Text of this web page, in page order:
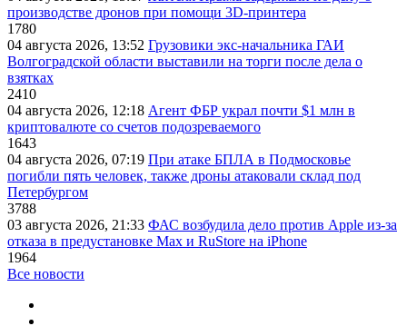
производстве дронов при помощи 3D‑принтера
1780
04 августа 2026, 13:52 Грузовики экс-начальника ГАИ
Волгоградской области выставили на торги после дела о
взятках
2410
04 августа 2026, 12:18 Агент ФБР украл почти $1 млн в
криптовалюте со счетов подозреваемого
1643
04 августа 2026, 07:19 При атаке БПЛА в Подмосковье
погибли пять человек, также дроны атаковали склад под
Петербургом
3788
03 августа 2026, 21:33 ФАС возбудила дело против Apple из-за
отказа в предустановке Max и RuStore на iPhone
1964
Все новости